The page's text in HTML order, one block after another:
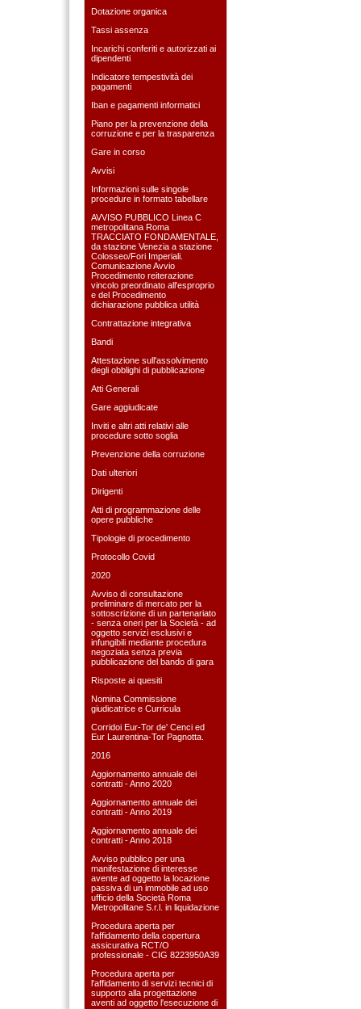
Dotazione organica
Tassi assenza
Incarichi conferiti e autorizzati ai
dipendenti
Indicatore tempestività dei
pagamenti
Iban e pagamenti informatici
Piano per la prevenzione della
corruzione e per la trasparenza
Gare in corso
Avvisi
Informazioni sulle singole
procedure in formato tabellare
AVVISO PUBBLICO Linea C
metropolitana Roma
TRACCIATO FONDAMENTALE,
da stazione Venezia a stazione
Colosseo/Fori Imperiali.
Comunicazione Avvio
Procedimento reiterazione
vincolo preordinato all'esproprio
e del Procedimento
dichiarazione pubblica utilità
Contrattazione integrativa
Bandi
Attestazione sull'assolvimento
degli obblighi di pubblicazione
Atti Generali
Gare aggiudicate
Inviti e altri atti relativi alle
procedure sotto soglia
Prevenzione della corruzione
Dati ulteriori
Dirigenti
Atti di programmazione delle
opere pubbliche
Tipologie di procedimento
Protocollo Covid
2020
Avviso di consultazione
preliminare di mercato per la
sottoscrizione di un partenariato
- senza oneri per la Società - ad
oggetto servizi esclusivi e
infungibili mediante procedura
negoziata senza previa
pubblicazione del bando di gara
Risposte ai quesiti
Nomina Commissione
giudicatrice e Curricula
Corridoi Eur-Tor de' Cenci ed
Eur Laurentina-Tor Pagnotta.
2016
Aggiornamento annuale dei
contratti - Anno 2020
Aggiornamento annuale dei
contratti - Anno 2019
Aggiornamento annuale dei
contratti - Anno 2018
Avviso pubblico per una
manifestazione di interesse
avente ad oggetto la locazione
passiva di un immobile ad uso
ufficio della Società Roma
Metropolitane S.r.l. in liquidazione
Procedura aperta per
l'affidamento della copertura
assicurativa RCT/O
professionale - CIG 8223950A39
Procedura aperta per
l'affidamento di servizi tecnici di
supporto alla progettazione
aventi ad oggetto l'esecuzione di